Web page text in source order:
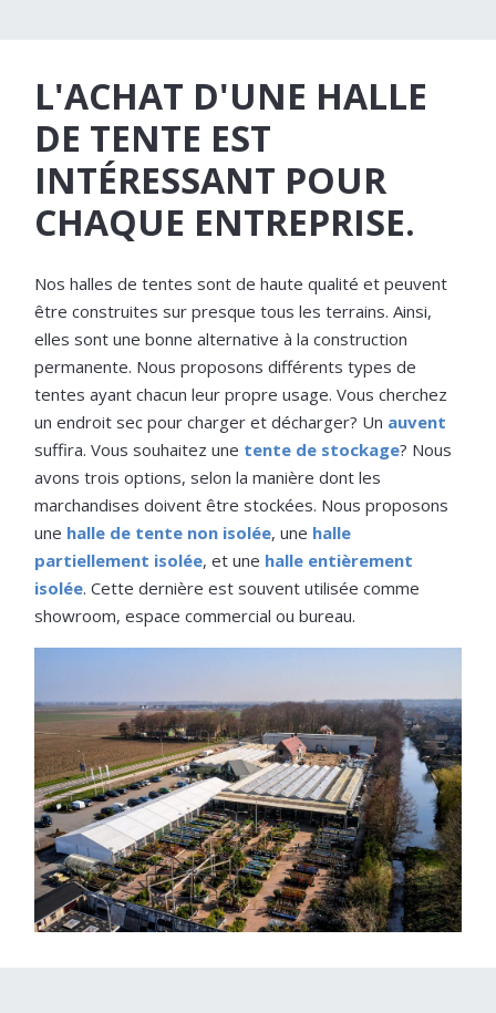
L'ACHAT D'UNE HALLE
DE TENTE EST
INTÉRESSANT POUR
CHAQUE ENTREPRISE.
Nos halles de tentes sont de haute qualité et peuvent
être construites sur presque tous les terrains. Ainsi,
elles sont une bonne alternative à la construction
permanente. Nous proposons différents types de
tentes ayant chacun leur propre usage. Vous cherchez
un endroit sec pour charger et décharger? Un auvent
suffira. Vous souhaitez une tente de stockage? Nous
avons trois options, selon la manière dont les
marchandises doivent être stockées. Nous proposons
une halle de tente non isolée, une halle
partiellement isolée, et une halle entièrement
isolée. Cette dernière est souvent utilisée comme
showroom, espace commercial ou bureau.